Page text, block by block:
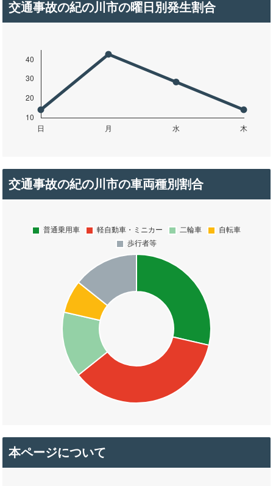
交通事故の紀の川市の曜日別発生割合
交通事故の紀の川市の車両種別割合
本ページについて